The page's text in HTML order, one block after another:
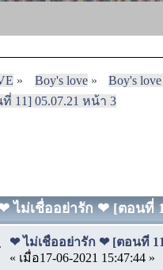
» Boy's love»
Boy's
11] 05.07.21 หน้า 3
ม่เชื่ออย่ารัก ❤ [ตอนที่
❤ ไม่เชื่ออย่ารัก ❤ [ตอนที่
« เมื่อ17-06-2021 15:47:44 »